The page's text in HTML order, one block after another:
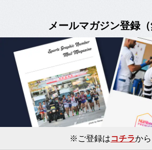
メールマガジン登録（
※ご登録はコチラから